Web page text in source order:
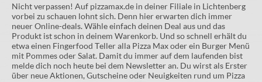
Nicht verpassen! Auf pizzamax.de in deiner Filiale in Lichtenberg
vorbei zu schauen lohnt sich. Denn hier erwarten dich immer
neuer Online-deals. Wähle einfach deinen Deal aus und das
Produkt ist schon in deinem Warenkorb. Und so schnell erhält du
etwa einen Fingerfood Teller alla Pizza Max oder ein Burger Menü
mit Pommes oder Salat. Damit du immer auf dem laufenden bist
melde dich noch heute bei dem Newsletter an. Du wirst als Erster
über neue Aktionen, Gutscheine oder Neuigkeiten rund um Pizza